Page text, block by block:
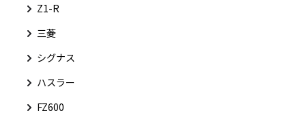
Z1-R
三菱
シグナス
ハスラー
FZ600